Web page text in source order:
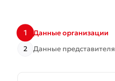
1
Данные организации
2
Данные представителя